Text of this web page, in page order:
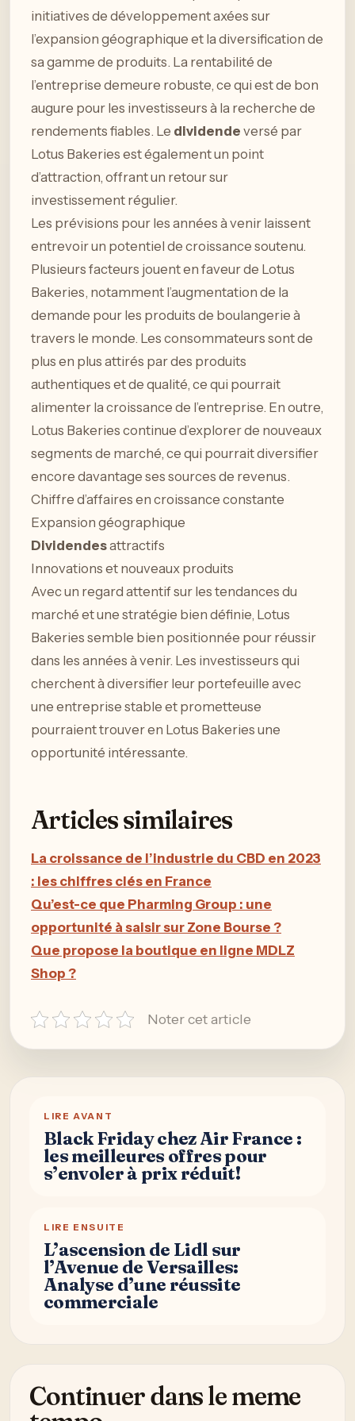
initiatives de développement axées sur
l’expansion géographique et la diversification de
sa gamme de produits. La rentabilité de
l’entreprise demeure robuste, ce qui est de bon
augure pour les investisseurs à la recherche de
rendements fiables. Le dividende versé par
Lotus Bakeries est également un point
d’attraction, offrant un retour sur
investissement régulier.
Les prévisions pour les années à venir laissent
entrevoir un potentiel de croissance soutenu.
Plusieurs facteurs jouent en faveur de Lotus
Bakeries, notamment l’augmentation de la
demande pour les produits de boulangerie à
travers le monde. Les consommateurs sont de
plus en plus attirés par des produits
authentiques et de qualité, ce qui pourrait
alimenter la croissance de l’entreprise. En outre,
Lotus Bakeries continue d’explorer de nouveaux
segments de marché, ce qui pourrait diversifier
encore davantage ses sources de revenus.
Chiffre d’affaires en croissance constante
Expansion géographique
Dividendesattractifs
Innovations et nouveaux produits
Avec un regard attentif sur les tendances du
marché et une stratégie bien définie, Lotus
Bakeries semble bien positionnée pour réussir
dans les années à venir. Les investisseurs qui
cherchent à diversifier leur portefeuille avec
une entreprise stable et prometteuse
pourraient trouver en Lotus Bakeries une
opportunité intéressante.
Articles similaires
La croissance de l’industrie du CBD en 2023
: les chiffres clés en France
Qu’est-ce que Pharming Group : une
opportunité à saisir sur Zone Bourse ?
Que propose la boutique en ligne MDLZ
Shop ?
Noter cet article
LIRE AVANT
Black Friday chez Air France :
les meilleures offres pour
s’envoler à prix réduit!
LIRE ENSUITE
L’ascension de Lidl sur
l’Avenue de Versailles:
Analyse d’une réussite
commerciale
Continuer dans le meme